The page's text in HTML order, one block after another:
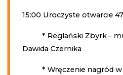
15:00 Uroczyste otwarcie
* Reglański Zbyrk -
Dawida Czernika
* Wręczenie nagród w